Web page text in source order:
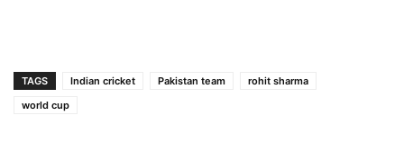
TAGS Indian cricket Pakistan team
rohit sharma
world cup